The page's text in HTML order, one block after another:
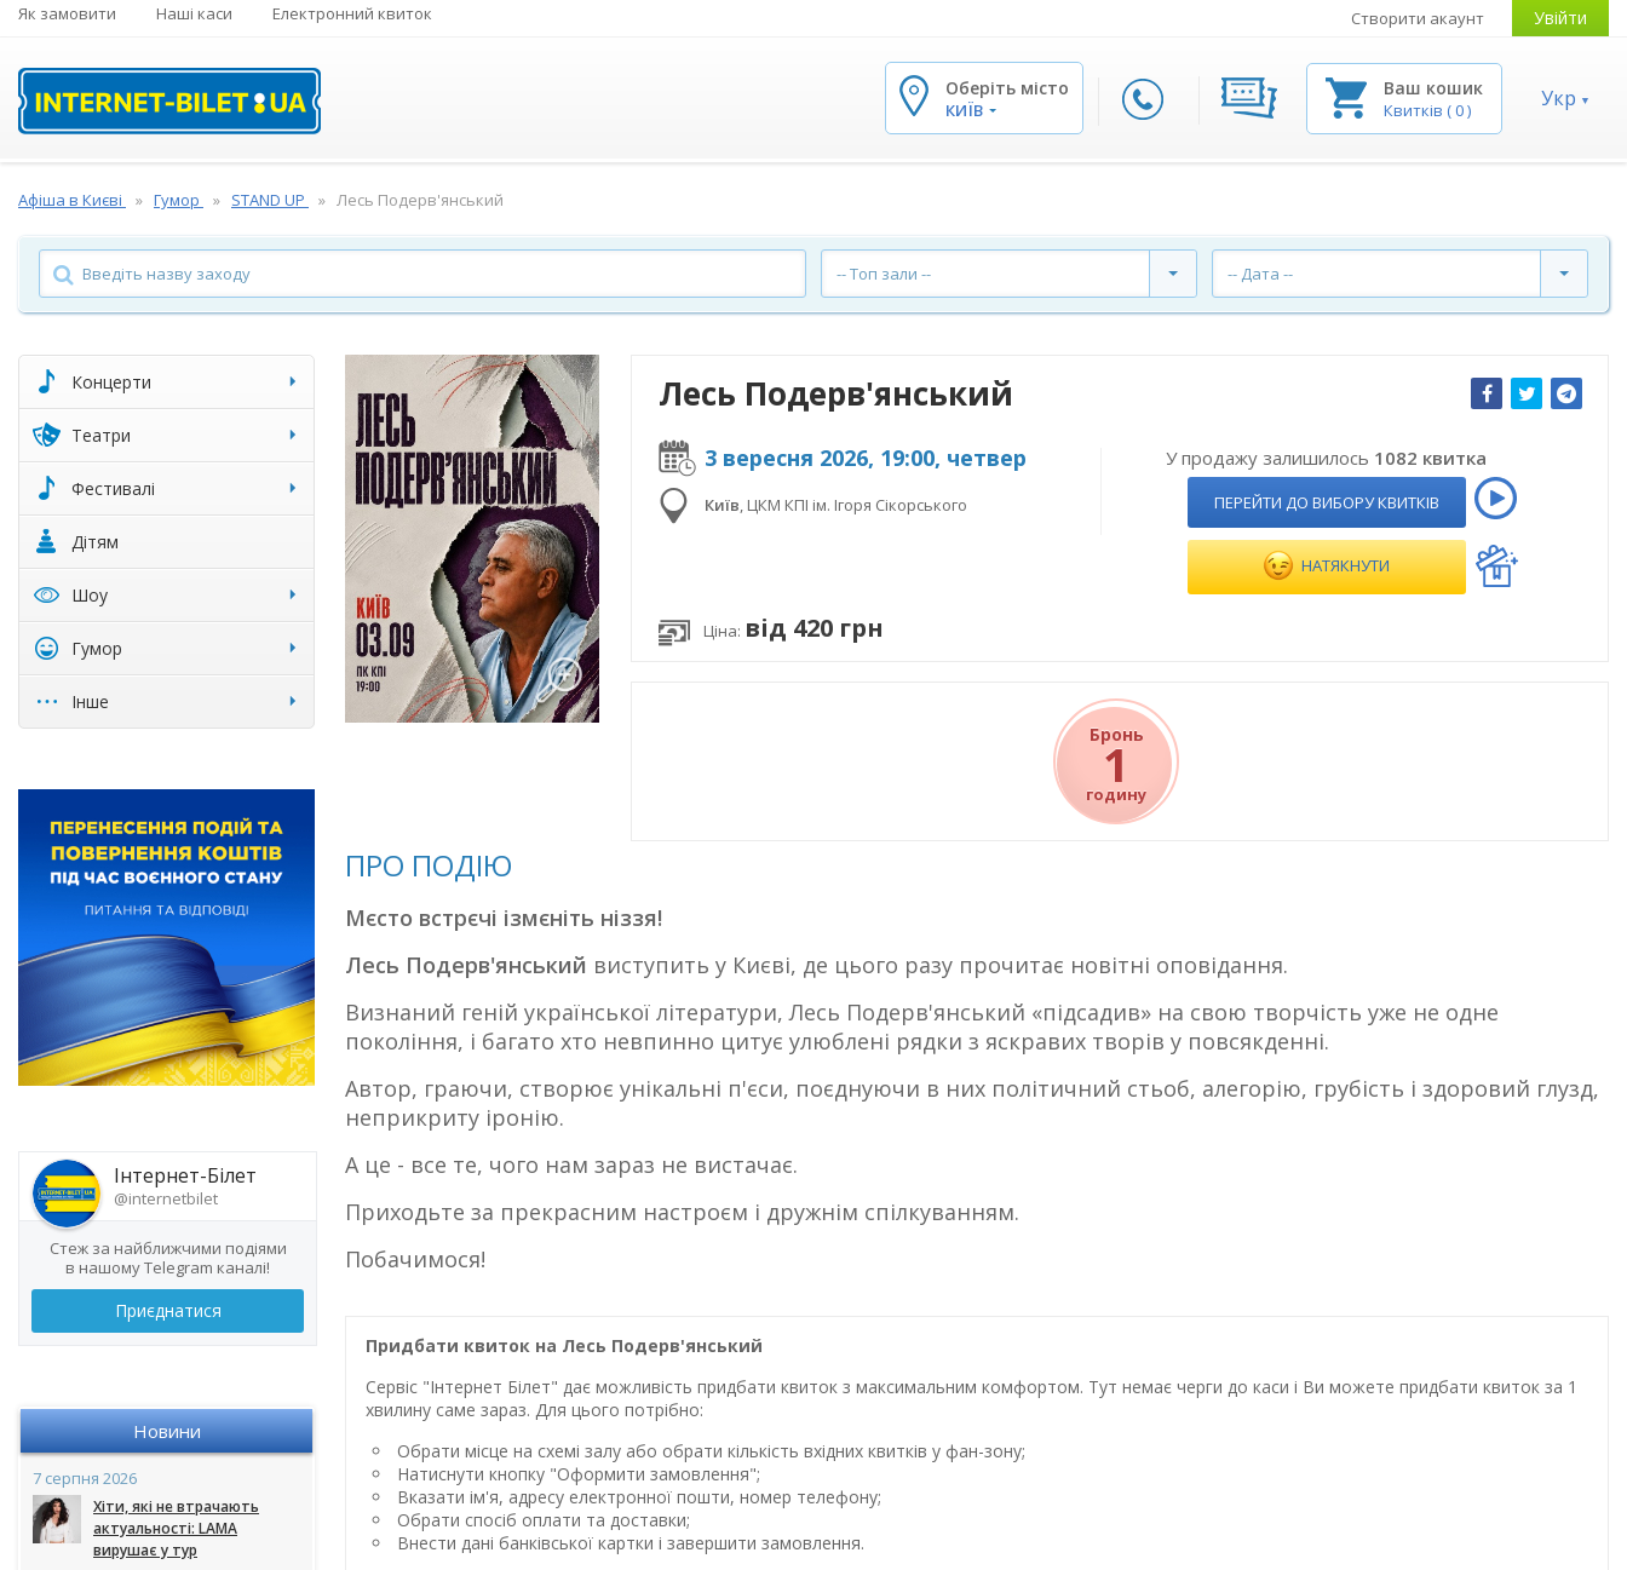
Як замовити Наші каси Електронний квиток Створити акаунт Увійти
Оберіть місто
КИЇВ
Ваш кошик
Квитків (0) Укр
Афіша в Києві Гумор STAND UP Лесь Подерв'янський
-- Топ зали -- -- Дата --
Концерти
Театри
Фестивалі
Дітям
Шоу
Гумор
Інше
Інтернет-Білет
@internetbilet
Стеж за найближчими подіями
в нашому Telegram каналі!
Приєднатися
Новини
7 серпня 2026
Хіти, які не втрачають
актуальності: LAMA
вирушає у тур
Лесь Подерв'янський
3 вересня 2026, 19:00, четвер
Київ, ЦКМ КПІ ім. Ігоря Сікорського
У продажу залишилось 1082 квитка
ПЕРЕЙТИ ДО ВИБОРУ КВИТКІВ
НАТЯКНУТИ
Ціна: від 420 грн
Бронь
1
годину
ПРО ПОДІЮ
Мєсто встрєчі ізмєніть ніззя!
Лесь Подерв'янський виступить у Києві, де цього разу прочитає новітні оповідання.
Визнаний геній української літератури, Лесь Подерв'янський «підсадив» на свою творчість уже не одне
покоління, і багато хто невпинно цитує улюблені рядки з яскравих творів у повсякденні.
Автор, граючи, створює унікальні п'єси, поєднуючи в них політичний стьоб, алегорію, грубість і здоровий глузд,
неприкриту іронію.
А це - все те, чого нам зараз не вистачає.
Приходьте за прекрасним настроєм і дружнім спілкуванням.
Побачимося!
Придбати квиток на Лесь Подерв'янський
Сервіс "Інтернет Білет" дає можливість придбати квиток з максимальним комфортом. Тут немає черги до каси і Ви можете придбати квиток за 1
хвилину саме зараз. Для цього потрібно:
Обрати місце на схемі залу або обрати кількість вхідних квитків у фан-зону;
Натиснути кнопку "Оформити замовлення";
Вказати ім'я, адресу електронної пошти, номер телефону;
Обрати спосіб оплати та доставки;
Внести дані банківської картки і завершити замовлення.